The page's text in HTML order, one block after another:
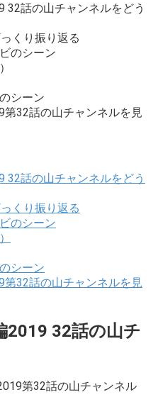
32話の山チャンネルをどう
くり振り返る
のシーン
シーン
32話の山チャンネルを見
32話の山チャンネルをどう
くり振り返る
のシーン
シーン
32話の山チャンネルを見
2019 32話の山チ
第32話の山チャンネル